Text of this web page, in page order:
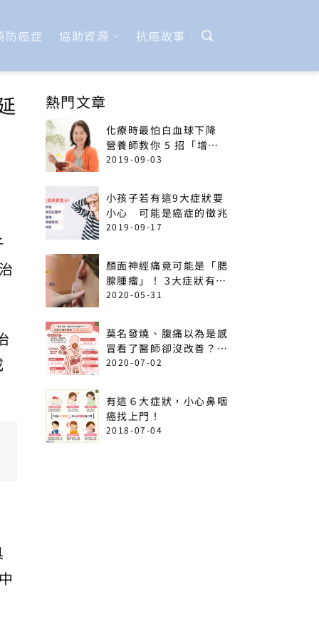
防癌症 協助資源 抗癌故事
熱門文章
化療時最怕白血球下降
營養師教你 5 招「增加
免疫力」菜單
2019-09-03
小孩子若有這9大症狀要
小心 可能是癌症的徵兆
2019-09-17
顏面神經痛竟可能是「腮
腺腫瘤」！ 3大症狀有癌
變可能
2020-05-31
莫名發燒、腹痛以為是感
冒看了醫師卻沒改善？出
現這6情形恐是急性白血
2020-07-02
有這６大症狀，小心鼻咽
癌找上門！
2018-07-04